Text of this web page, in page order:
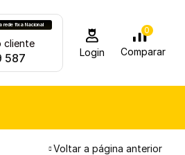
rede fixa Nacional
cliente
587 Login
0
Comparar
Voltar a página anterior